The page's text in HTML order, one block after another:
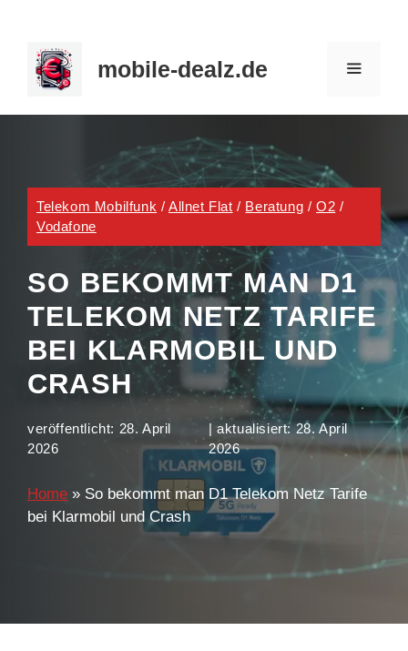
Inhalt
springen
mobile-dealz.de
Telekom Mobilfunk /Allnet Flat / Beratung /O2 /
Vodafone
SO BEKOMMT MAN D1
TELEKOM NETZ TARIFE
BEI KLARMOBIL UND
CRASH
veröffentlicht: 28. April
2026
| aktualisiert:28. April
2026
Home » So bekommt man D1 Telekom Netz Tarife
bei Klarmobil und Crash